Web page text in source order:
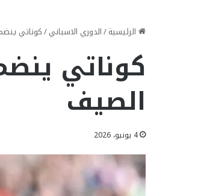
الرئيسية/الدوري الاسباني/كوناتي
كوناتي
الصيف
4 يونيو، 2026